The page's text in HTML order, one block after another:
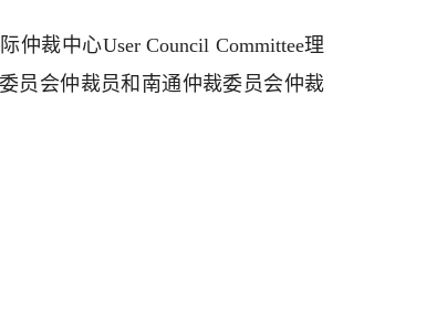
裁中心User Council Committee理
员会仲裁员和南通仲裁委员会仲裁